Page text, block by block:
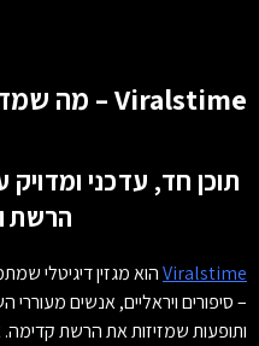
Viralstime – מה שמדברים עליו עכשיו
תוכן חד, עדכני
הרשת
Viralstimeהוא מגזין דיגיטלי
– סיפורים ויראליים, אנשים
ותופעות שמזיזות את הרשת